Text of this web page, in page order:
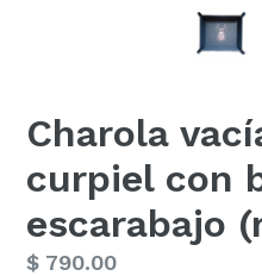
Charola
curpiel con
escarabajo
Precio
$ 790.00